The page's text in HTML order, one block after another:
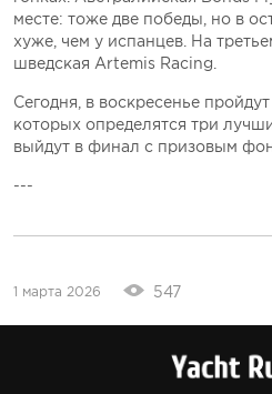
месте: тоже две победы, но в
хуже, чем у испанцев. На
шведская Artemis Racing.
Сегодня, в воскресенье
которых определятся три
выйдут в финал с призовым
---
547
1 марта 2026